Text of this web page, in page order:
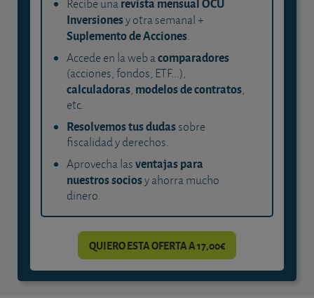
Recibe una
Inversionesy otra semanal +
Suplemento de Acciones.
Accede en la web acomparadores
(acciones, fondos, ETF...),
calculadoras, modelos de contratos,
etc.
Resolvemos tus dudassobre
fiscalidad y derechos.
Aprovecha lasventajas para
nuestros sociosy ahorra mucho
dinero.
QUIERO ESTA OFERTA A 17,00€